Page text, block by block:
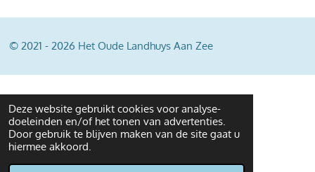
Deze website gebruikt cookies voor analyse-
doeleinden en/of het tonen van advertenties.
Door gebruik te blijven maken van de site gaat u
hiermee akkoord.
© 2021 - 2026 Het Oude Landhuys Aan Zee